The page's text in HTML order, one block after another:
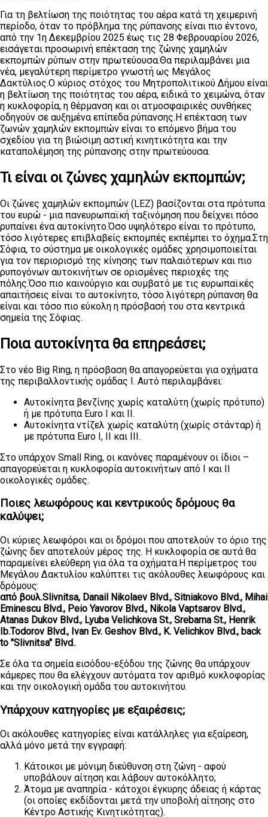
Για τη βελτίωση της ποιότητας του αέρα κατά τη χειμερινή
περίοδο, όταν το πρόβλημα της ρύπανσης είναι πιο έντονο,
από την 1η Δεκεμβρίου 2025 έως τις 28 Φεβρουαρίου 2026,
εισάγεται προσωρινή επέκταση της ζώνης χαμηλών
εκπομπών ρύπων στην πρωτεύουσα.Θα περιλαμβάνει μια
νέα, μεγαλύτερη περίμετρο γνωστή ως Μεγάλος
Δακτύλιος.Ο κύριος στόχος του Μητροπολιτικού Δήμου είναι
η βελτίωση της ποιότητας του αέρα, ειδικά το χειμώνα, όταν
η κυκλοφορία, η θέρμανση και οι ατμοσφαιρικές συνθήκες
οδηγούν σε αυξημένα επίπεδα ρύπανσης.Η επέκταση των
ζωνών χαμηλών εκπομπών είναι το επόμενο βήμα του
σχεδίου για τη βιώσιμη αστική κινητικότητα και την
καταπολέμηση της ρύπανσης στην πρωτεύουσα.
Τι είναι οι ζώνες χαμηλών εκπομπών;
Οι ζώνες χαμηλών εκπομπών (LEZ) βασίζονται στα πρότυπα
του ευρώ - μια πανευρωπαϊκή ταξινόμηση που δείχνει πόσο
ρυπαίνει ένα αυτοκίνητο.Όσο υψηλότερο είναι το πρότυπο,
τόσο λιγότερες επιβλαβείς εκπομπές εκπέμπει το όχημα.Στη
Σόφια, το σύστημα με οικολογικές ομάδες χρησιμοποιείται
για τον περιορισμό της κίνησης των παλαιότερων και πιο
ρυπογόνων αυτοκινήτων σε ορισμένες περιοχές της
πόλης.Όσο πιο καινούργιο και συμβατό με τις ευρωπαϊκές
απαιτήσεις είναι το αυτοκίνητο, τόσο λιγότερη ρύπανση θα
είναι και τόσο πιο εύκολη η πρόσβασή του στα κεντρικά
σημεία της Σόφιας.
Ποια αυτοκίνητα θα επηρεάσει;
Στο νέο Big Ring, η πρόσβαση θα απαγορεύεται για οχήματα
της περιβαλλοντικής ομάδας I. Αυτό περιλαμβάνει:
Αυτοκίνητα βενζίνης χωρίς καταλύτη (χωρίς πρότυπο)
ή με πρότυπα Euro I και II.
Αυτοκίνητα ντίζελ χωρίς καταλύτη (χωρίς στάνταρ) ή
με πρότυπα Euro I, II και III.
Στο υπάρχον Small Ring, οι κανόνες παραμένουν οι ίδιοι –
απαγορεύεται η κυκλοφορία αυτοκινήτων από Ι και ΙΙ
οικολογικές ομάδες.
Ποιες λεωφόρους και κεντρικούς δρόμους θα
καλύψει;
Οι κύριες λεωφόροι και οι δρόμοι που αποτελούν το όριο της
ζώνης δεν αποτελούν μέρος της. Η κυκλοφορία σε αυτά θα
παραμείνει ελεύθερη για όλα τα οχήματα.Η περίμετρος του
Μεγάλου Δακτυλίου καλύπτει τις ακόλουθες λεωφόρους και
δρόμους:
από βουλ.Slivnitsa, Danail Nikolaev Blvd., Sitniakovo Blvd., Mihai
Eminescu Blvd., Peio Yavorov Blvd., Nikola Vaptsarov Blvd.,
Atanas Dukov Blvd., Lyuba Velichkova St., Srebarna St., Henrik
Ib.Todorov Blvd., Ivan Ev. Geshov Blvd., K. Velichkov Blvd., back
to "Slivnitsa" Blvd..
Σε όλα τα σημεία εισόδου-εξόδου της ζώνης θα υπάρχουν
κάμερες που θα ελέγχουν αυτόματα τον αριθμό κυκλοφορίας
και την οικολογική ομάδα του αυτοκινήτου.
Υπάρχουν κατηγορίες με εξαιρέσεις;
Οι ακόλουθες κατηγορίες είναι κατάλληλες για εξαίρεση,
αλλά μόνο μετά την εγγραφή:
Κάτοικοι με μόνιμη διεύθυνση στη ζώνη - αφού
υποβάλουν αίτηση και λάβουν αυτοκόλλητο;
Άτομα με αναπηρία - κάτοχοι έγκυρης άδειας ή κάρτας
(οι οποίες εκδίδονται μετά την υποβολή αίτησης στο
Κέντρο Αστικής Κινητικότητας).